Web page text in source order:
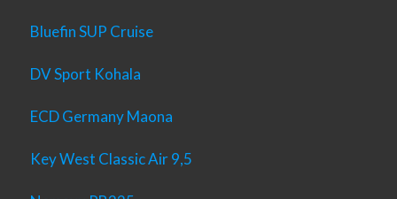
Bluefin SUP Cruise
DV Sport Kohala
ECD Germany Maona
Key West Classic Air 9,5